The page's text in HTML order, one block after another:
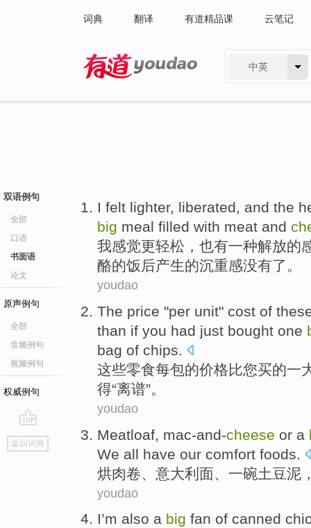
词典 翻译 有道精品课 云笔记
中英
双语例句
全部
口语
书面语
论文
原声例句
全部
音频例句
视频例句
权威例句
go
top
返回词典
I felt lighter, liberated, and the
big meal filled with meat and
我感觉更轻松 ，也有一种解放的
酪的饭后产生的沉重感没有了。
youdao
The price "per unit" cost of
than if you had just bought one
bag of chips.
这些零食每包的价格比您买的一
得“离谱”。
youdao
Meatloaf mac-and-cheese or a
We all have our comfort foods
烘肉卷
意大利 面、 一碗土豆泥
youdao
I’m also a big fan of canned